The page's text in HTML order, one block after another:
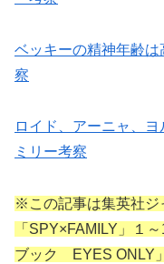
ベッキーの精神年齢
察
ロイド、アーニャ、
ミリー考察
※この記事は集英社ジ
「SPY×FAMILY」１
ブック EYES ONLY